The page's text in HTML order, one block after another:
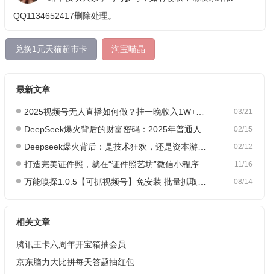
QQ1134652417删除处理。
兑换1元天猫超市卡 淘宝喵晶
最新文章
03/21
2025视频号无人直播如何做？挂一晚收入1W+，这份教程，小白可做~
02/15
DeepSeek爆火背后的财富密码：2025年普通人如何抓住AI创业风口？
02/12
Deepseek爆火背后：是技术狂欢，还是资本游戏？
11/16
打造完美证件照，就在“证件照艺坊”微信小程序
08/14
万能嗅探1.0.5【可抓视频号】免安装 批量抓取媒体文件
相关文章
腾讯王卡六周年开宝箱抽会员
京东脑力大比拼每天答题抽红包